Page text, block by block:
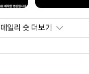
데일리 숏 더보기